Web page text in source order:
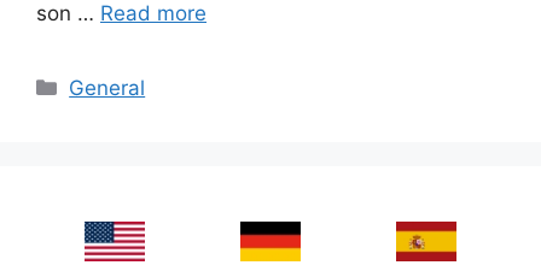
son … Read more
Categories
General